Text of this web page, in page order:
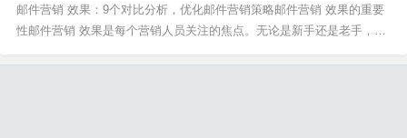
的平台来推动业务增长。1. MailBing：电子...
邮件营销 效果：9个对比分析，优化邮件营销策略邮件营销 效果的重要
性邮件营销 效果是每个营销人员关注的焦点。无论是新手还是老手，都